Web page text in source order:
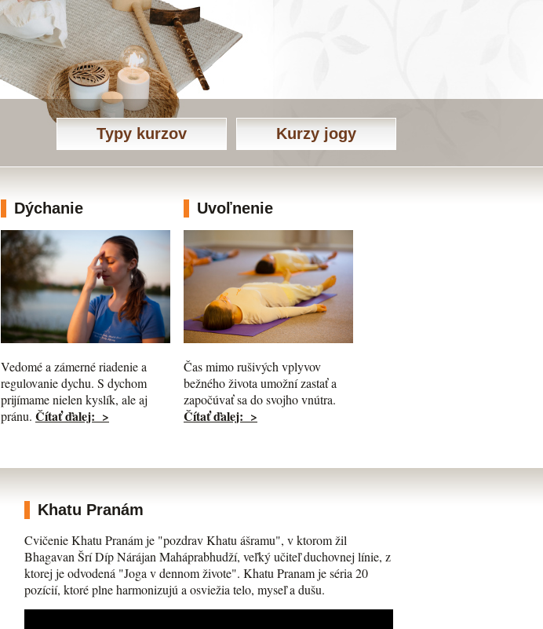
Typy kurzov Kurzy jogy
Dýchanie
Vedomé a zámerné riadenie a
regulovanie dychu. S dychom
prijímame nielen kyslík, ale aj
pránu. Čítať ďalej: >
Uvoľnenie
Čas mimo rušivých vplyvov
bežného života umožní zastať a
započúvať sa do svojho vnútra.
Čítať ďalej: >
Khatu Pranám
Cvičenie Khatu Pranám je "pozdrav Khatu ášramu", v ktorom žil
Bhagavan Šrí Díp Nárájan Maháprabhudží, veľký učiteľ duchovnej línie, z
ktorej je odvodená "Joga v dennom živote". Khatu Pranam je séria 20
pozícií, ktoré plne harmonizujú a osviežia telo, myseľ a dušu.